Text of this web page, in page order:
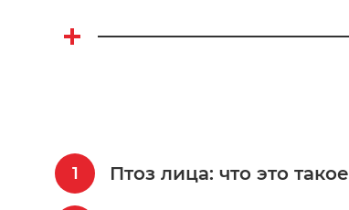
Птоз лица: что это такое